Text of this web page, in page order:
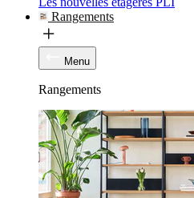
Rangements
Menu
Rangements